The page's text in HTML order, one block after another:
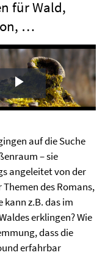
für Wald,
…
Play
auf die Suche
– sie
angeleitet von der
des Romans,
z.B. das im
erklingen? Wie
dass die
erfahrbar